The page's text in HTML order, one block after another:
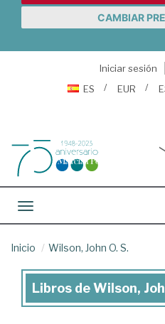
CAMBIAR
Iniciar sesión
ES
EUR
Toggle navigation
Inicio Wilson, John O. S.
Libros
Libros de Wilson,